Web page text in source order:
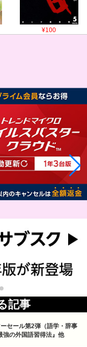
¥100
記事
セール第2弾（語学・辞事
強の外国語習得法』他